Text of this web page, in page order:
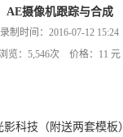
AE摄像机跟踪与合成
录制时间：2016-07-12 15:24
览：5,546次 价格：11 元